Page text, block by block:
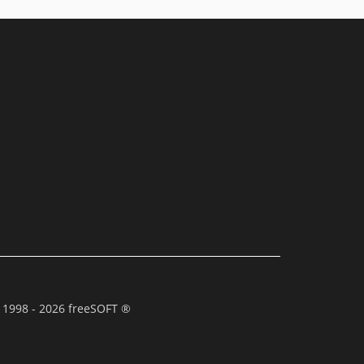
- 2026 freeSOFT ®